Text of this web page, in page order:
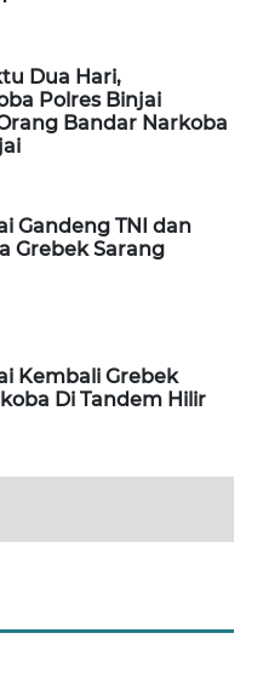
Dua Hari,
Polres Binjai
Bandar Narkoba
Gandeng TNI dan
Grebek Sarang
Kembali Grebek
Di Tandem Hilir